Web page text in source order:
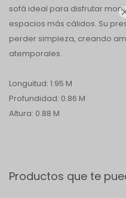
sofá ideal para disfrutar
espacios más cálidos. Su
perder simpleza, creando
atemporales.
Longuitud: 1.95 M
Profundidad: 0.86 M
Altura: 0.88 M
Productos que te